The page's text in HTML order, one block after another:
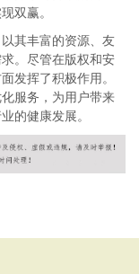
双赢。
其丰富的资源、友
。尽管在版权和安
发挥了积极作用。
服务，为用户带来
的健康发展。